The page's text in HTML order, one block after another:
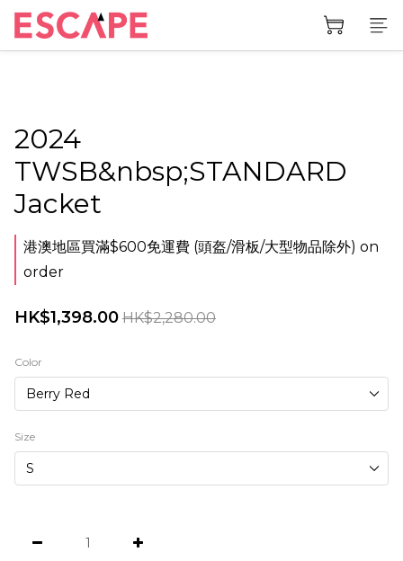
2024
TWSB&nbsp;STANDARD
Jacket
港澳地區買滿$600免運費 (頭盔/滑板/大型物品除外) on
order
HK$1,398.00 HK$2,280.00
Color
Size